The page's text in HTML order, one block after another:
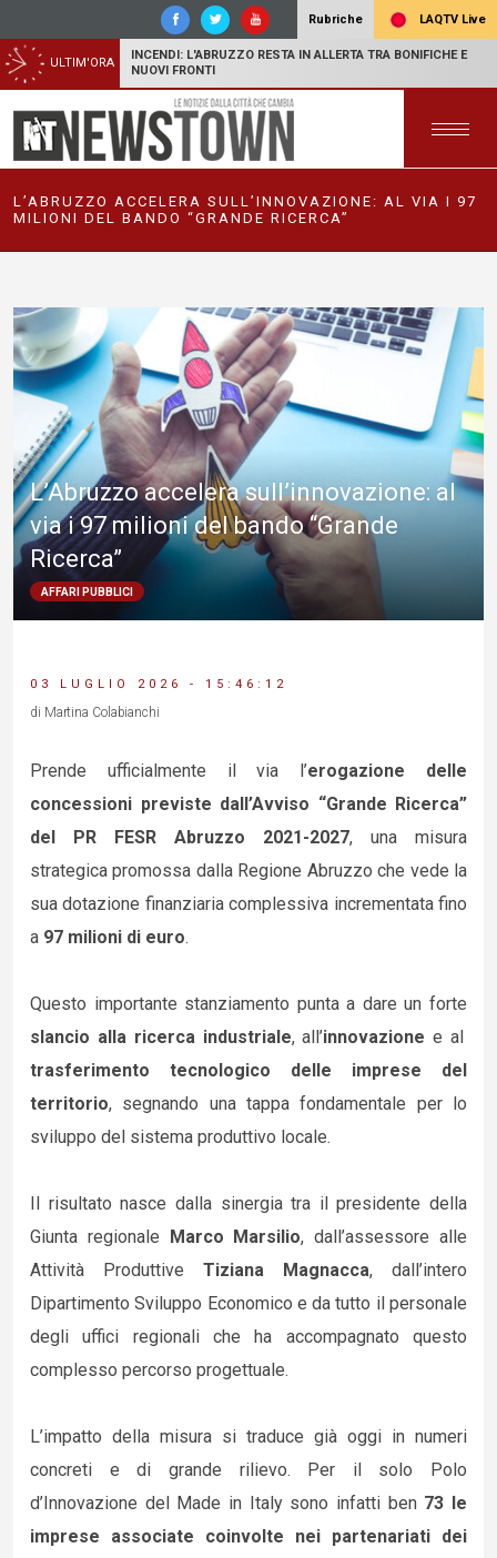
Rubriche LAQTV Live
ULTIM'ORA
INCENDI: L'ABRUZZO RESTA IN ALLERTA TRA BONIFICHE E
NUOVI FRONTI
L’ABRUZZO ACCELERA SULL’INNOVAZIONE: AL VIA I 97
MILIONI DEL BANDO “GRANDE RICERCA”
L’Abruzzo accelera sull’innovazione: al
via i 97 milioni del bando “Grande
Ricerca”
AFFARI PUBBLICI
03 LUGLIO 2026 - 15:46:12
di Martina Colabianchi
Prende ufficialmente il via l’erogazione delle
concessioni previste dall’Avviso “Grande Ricerca”
del PR FESR Abruzzo 2021-2027, una misura
strategica promossa dalla Regione Abruzzo che vede la
sua dotazione finanziaria complessiva incrementata fino
a 97 milioni di euro.
Questo importante stanziamento punta a dare un forte
slancio alla ricerca industriale, all’innovazione e al
trasferimento tecnologico delle imprese del
territorio, segnando una tappa fondamentale per lo
sviluppo del sistema produttivo locale.
Il risultato nasce dalla sinergia tra il presidente della
Giunta regionale Marco Marsilio, dall’assessore alle
Attività Produttive Tiziana Magnacca, dall’intero
Dipartimento Sviluppo Economico e da tutto il personale
degli uffici regionali che ha accompagnato questo
complesso percorso progettuale.
L’impatto della misura si traduce già oggi in numeri
concreti e di grande rilievo. Per il solo Polo
d’Innovazione del Made in Italy sono infatti ben 73 le
imprese associate coinvolte nei partenariati dei